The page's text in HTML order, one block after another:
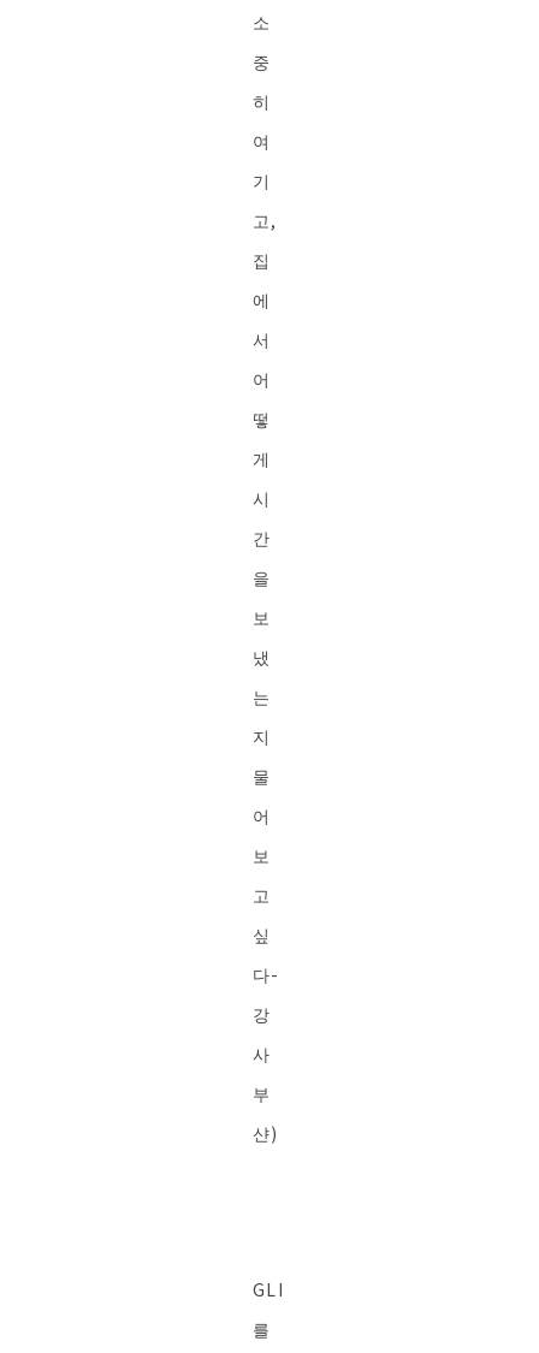
소
중
히
여
기
고,
집
에
서
어
떻
게
시
간
을
보
냈
는
지
물
어
보
고
싶
다-
강
사
부
샨)
GLI
를